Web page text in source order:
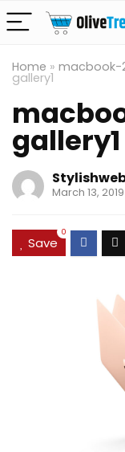
Home » macbook-
gallery1
gallery1
March 13, 2019
Save
0